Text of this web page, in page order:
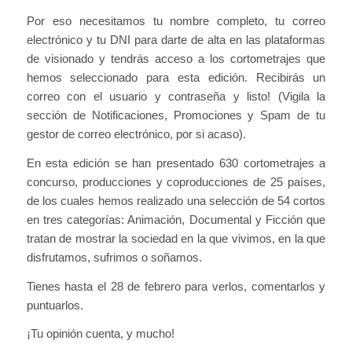
Por eso necesitamos tu nombre completo, tu correo
electrónico y tu DNI para darte de alta en las plataformas
de visionado y tendrás acceso a los cortometrajes que
hemos seleccionado para esta edición. Recibirás un
correo con el usuario y contraseña y listo! (Vigila la
sección de Notificaciones, Promociones y Spam de tu
gestor de correo electrónico, por si acaso).
En esta edición se han presentado 630 cortometrajes a
concurso, producciones y coproducciones de 25 países,
de los cuales hemos realizado una selección de 54 cortos
en tres categorías: Animación, Documental y Ficción que
tratan de mostrar la sociedad en la que vivimos, en la que
disfrutamos, sufrimos o soñamos.
Tienes hasta el 28 de febrero para verlos, comentarlos y
puntuarlos.
¡Tu opinión cuenta, y mucho!